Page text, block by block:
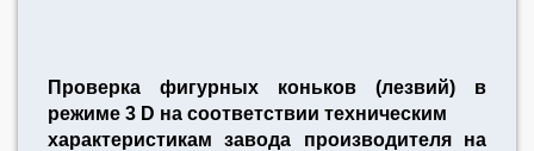
Проверка фигурных коньков (лезвий) в
режиме 3 D на соответствии техническим
характеристикам завода производителя на